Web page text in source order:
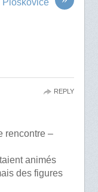
Ploskovice
rencontre –
animés
des figures
REPLY